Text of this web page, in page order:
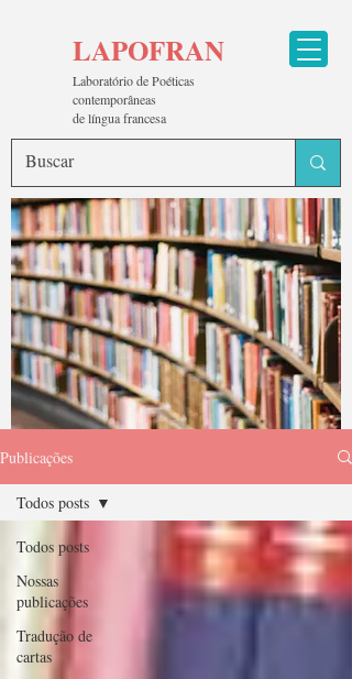
LAPOFRAN
Laboratório de Poéticas
contemporâneas
de língua francesa
Publicações
Todos posts
Nossas
publicações
Tradução de
cartas
Todos posts